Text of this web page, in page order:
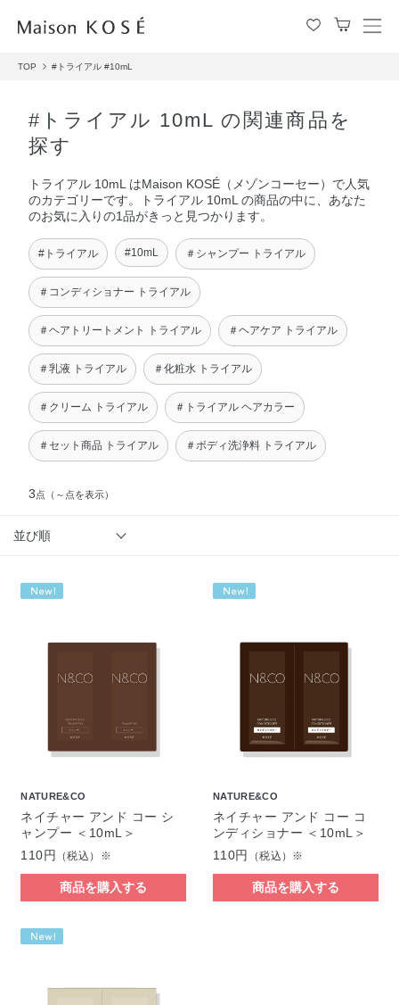
メ
TOP #トライアル #10mL
#トライアル 10mL の関連商品を
探す
トライアル 10mL はMaison KOSÉ（メゾンコーセー）で人気
のカテゴリーです。トライアル 10mL の商品の中に、あなた
のお気に入りの1品がきっと見つかります。
#トライアル #10mL ＃シャンプー トライアル
＃コンディショナー トライアル
＃ヘアトリートメント トライアル ＃ヘアケア トライアル
＃乳液 トライアル ＃化粧水 トライアル
＃クリーム トライアル ＃トライアル ヘアカラー
＃セット商品 トライアル ＃ボディ洗浄料 トライアル
3点 （～点を表示）
並び順
NATURE&CO
ネイチャー アンド コー シ
ャンプー ＜10mL＞
110円
（税込）※
商品を購入する
NATURE&CO
ネイチャー アンド コー コ
ンディショナー ＜10mL＞
110円
（税込）※
商品を購入する